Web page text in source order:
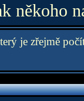
někoho
je zřejmě